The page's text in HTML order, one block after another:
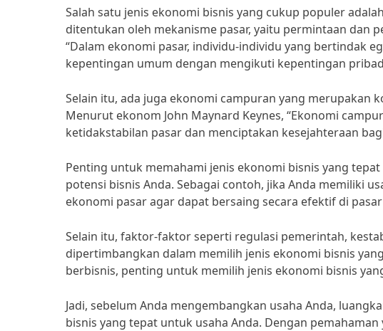
Salah satu jenis ekonomi bisnis yang cukup populer
ditentukan oleh mekanisme pasar, yaitu permintaan dan
“Dalam ekonomi pasar, individu-individu yang bertindak
kepentingan umum dengan mengikuti kepentingan
Selain itu, ada juga ekonomi campuran yang merupakan
Menurut ekonom John Maynard Keynes, “Ekonomi
ketidakstabilan pasar dan menciptakan kesejahteraan
Penting untuk memahami jenis ekonomi bisnis yang
potensi bisnis Anda. Sebagai contoh, jika Anda memiliki
ekonomi pasar agar dapat bersaing secara efektif di
Selain itu, faktor-faktor seperti regulasi pemerintah,
dipertimbangkan dalam memilih jenis ekonomi bisnis
berbisnis, penting untuk memilih jenis ekonomi bisnis
Jadi, sebelum Anda mengembangkan usaha Anda,
bisnis yang tepat untuk usaha Anda. Dengan